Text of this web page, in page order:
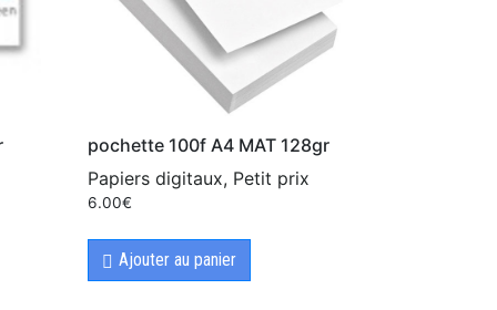
pochette 100f A4 MAT 128gr
Papiers digitaux, Petit prix
6.00€
Ajouter au panier